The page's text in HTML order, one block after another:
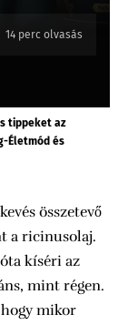
14 perc olvasás
tippeket az
Életmód és
összetevő
a ricinusolaj.
kíséri az
mint régen.
hogy mikor